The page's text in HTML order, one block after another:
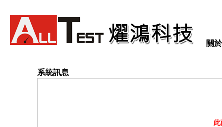
關
系統訊息
此